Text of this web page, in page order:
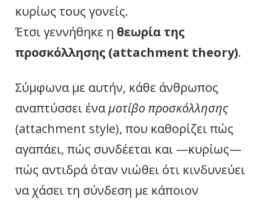
κυρίως τους γονείς.
Έτσι γεννήθηκε η θεωρία της
προσκόλλησης (attachment theory).
Σύμφωνα με αυτήν, κάθε άνθρωπος
αναπτύσσει έναμοτίβο προσκόλλησης
(attachment style), που καθορίζει πώς
αγαπάει, πώς συνδέεται και —κυρίως—
πώς αντιδρά όταν νιώθει ότι κινδυνεύει
να χάσει τη σύνδεση με κάποιον